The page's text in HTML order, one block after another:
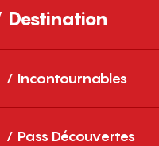
Destination
Incontournables
Pass Découvertes
66400 Oms